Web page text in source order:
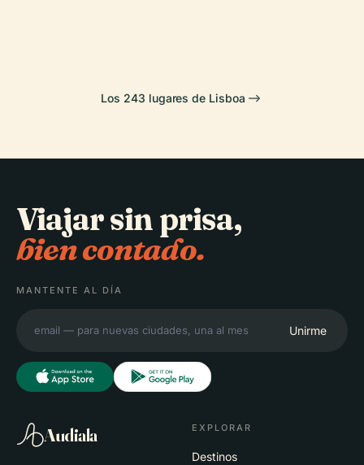
Los 243 lugares de Lisboa
Viajar sin prisa,
bien contado.
MANTENTE AL DÍA
Unirme
Audiala EXPLORAR
Destinos